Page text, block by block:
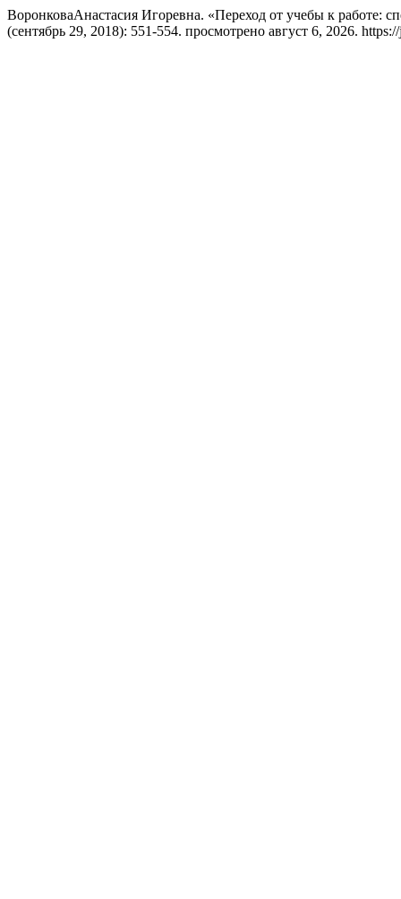
ВоронковаАнастасия Игоревна. «Переход от учебы к работе:
(сентябрь 29, 2018): 551-554. просмотрено август 6, 2026.